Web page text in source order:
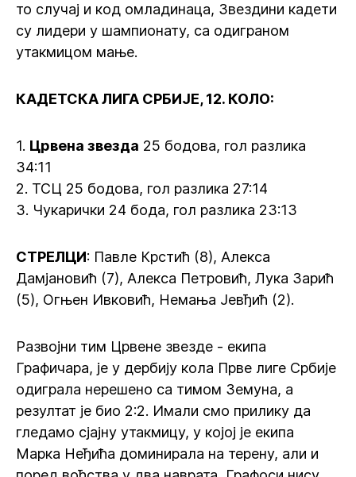
то случај и код омладинаца, Звездини кадети
су лидери у шампионату, са одиграном
утакмицом мање.
КАДЕТСКА ЛИГА СРБИЈЕ, 12. КОЛО:
1. Црвена звезда 25 бодова, гол разлика
34:11
2. ТСЦ 25 бодова, гол разлика 27:14
3. Чукарички 24 бода, гол разлика 23:13
СТРЕЛЦИ: Павле Крстић (8), Алекса
Дамјановић (7), Алекса Петровић, Лука Зарић
(5), Огњен Ивковић, Немања Јевђић (2).
Развојни тим Црвене звезде - екипа
Графичара, је у дербију кола Прве лиге Србије
одиграла нерешено са тимом Земуна, а
резултат је био 2:2. Имали смо прилику да
гледамо сјајну утакмицу, у којој је екипа
Марка Неђића доминирала на терену, али и